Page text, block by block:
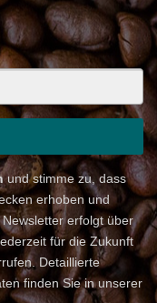
und stimme zu, dass
erhoben und
erfolgt über
für die Zukunft
Detaillierte
finden Sie in unserer